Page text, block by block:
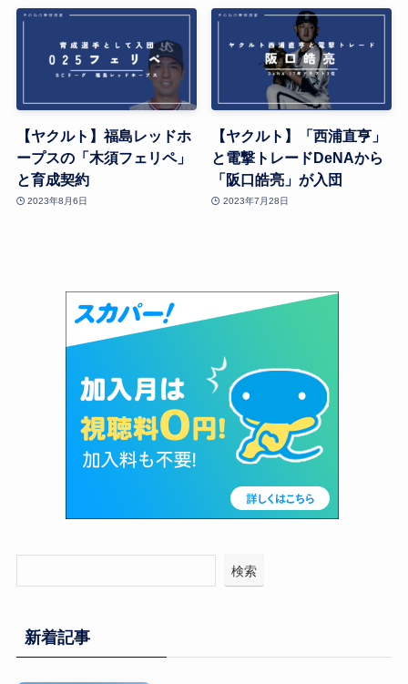
【ヤクルト】福島レッドホ
ープスの「木須フェリペ」
と育成契約
2023年8月6日
【ヤクルト】「西浦直亨」
と電撃トレードDeNAから
「阪口皓亮」が入団
2023年7月28日
検索
新着記事